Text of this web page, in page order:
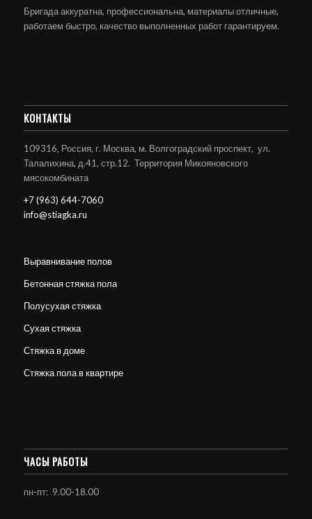
Бригада аккуратна, профессиональна, материалы отличные,
работаем быстро, качество выполненных работ гарантируем.
КОНТАКТЫ
109316, Россия, г. Москва, м. Волгоградский проспект, ул.
Талалихина, д.41, стр.12. Территория Микояновского
мясокомбината
+7 (963) 644-7060
info@stiagka.ru
Выравнивание полов
Бетонная стяжка пола
Полусухая стяжка
Сухая стяжка
Стяжка в доме
Стяжка пола в квартире
ЧАСЫ РАБОТЫ
пн-пт: 9.00-18.00